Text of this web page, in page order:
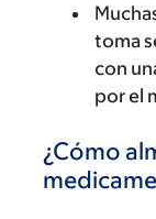
toma
con
por el
¿Cómo